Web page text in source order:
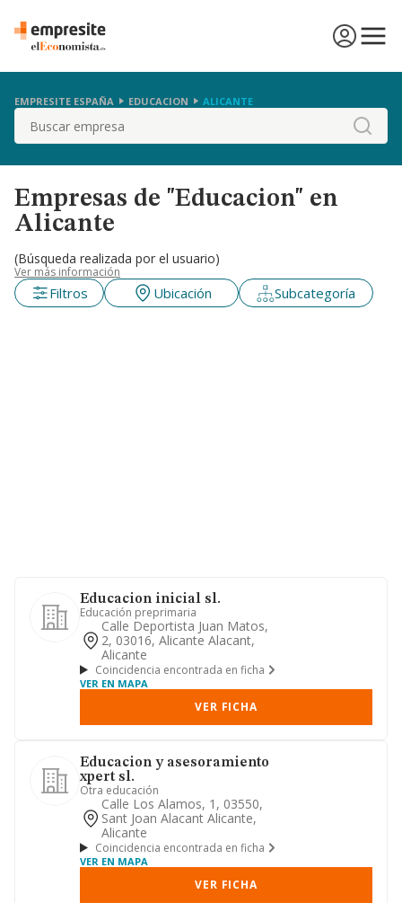
EMPRESITE ESPAÑA EDUCACION ALICANTE
Buscar
Empresas de "Educacion" en
Alicante
(Búsqueda realizada por el usuario)
Ver más información
Filtros Ubicación Subcategoría
Educacion inicial sl.
Educación preprimaria
Calle Deportista Juan Matos,
2, 03016, Alicante Alacant,
Alicante
Coincidencia encontrada en ficha
VER EN MAPA
VER FICHA
Educacion y asesoramiento
xpert sl.
Otra educación
Calle Los Alamos, 1, 03550,
Sant Joan Alacant Alicante,
Alicante
Coincidencia encontrada en ficha
VER EN MAPA
VER FICHA